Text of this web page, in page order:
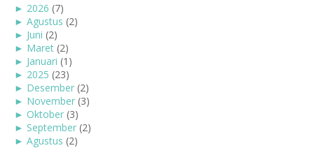
► 2026 (7)
► Agustus (2)
► Juni (2)
► Maret (2)
► Januari (1)
► 2025 (23)
► Desember (2)
► November (3)
► Oktober (3)
► September (2)
► Agustus (2)